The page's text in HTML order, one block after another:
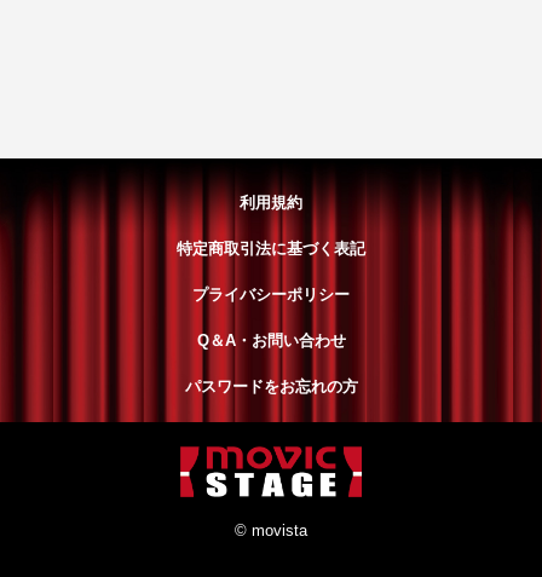
利用規約
特定商取引法に基づく表記
プライバシーポリシー
Q＆A・お問い合わせ
パスワードをお忘れの方
© movista